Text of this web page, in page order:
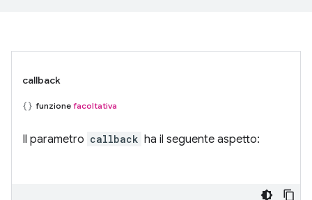
callback
funzione facoltativa
Il parametro callback ha il seguente aspetto: